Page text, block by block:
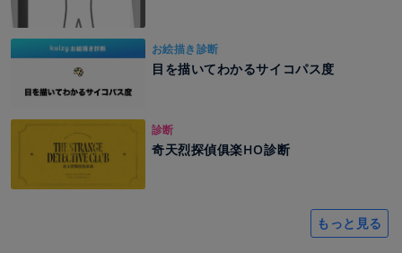
お絵描き診断
目を描いてわかるサイコパス度
診断
奇天烈探偵俱楽HO診断
もっと見る